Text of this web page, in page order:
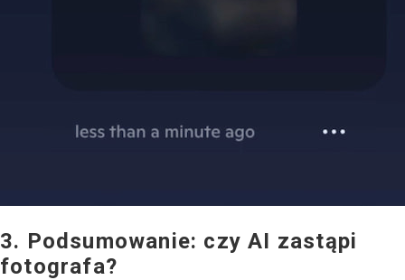
3. Podsumowanie: czy AI zastąpi
fotografa?